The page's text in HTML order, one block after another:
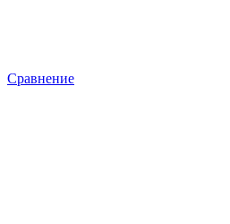
Сравнение